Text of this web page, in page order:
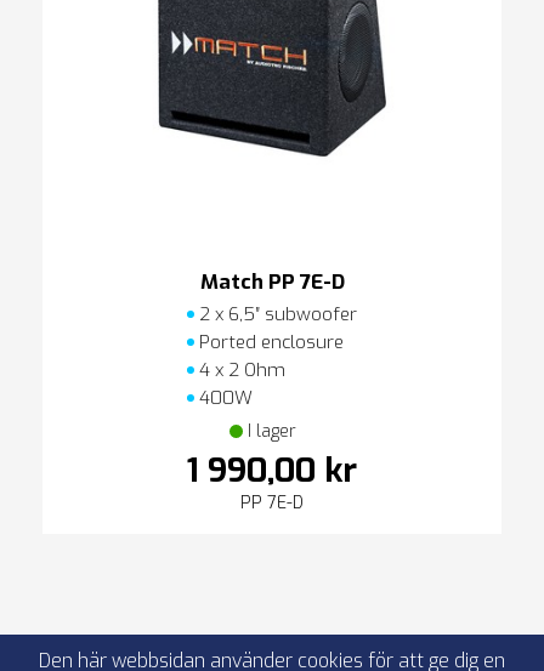
Match PP 7E-D
2 x 6,5″ subwoofer
Ported enclosure
4 x 2 Ohm
400W
I lager
1 990,00 kr
PP 7E-D
Den här webbsidan använder cookies för att ge dig en